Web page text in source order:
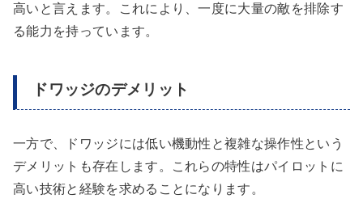
高いと言えます。これにより、一度に大量の敵を排除す
る能力を持っています。
ドワッジのデメリット
一方で、ドワッジには低い機動性と複雑な操作性という
デメリットも存在します。これらの特性はパイロットに
高い技術と経験を求めることになります。